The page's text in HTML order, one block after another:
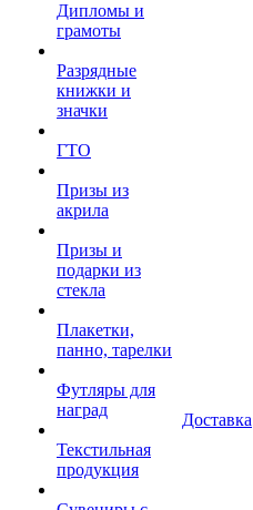
Дипломы и
грамоты
Разрядные
книжки и
значки
ГТО
Призы из
акрила
Призы и
подарки из
стекла
Плакетки,
панно, тарелки
Футляры для
наград
Текстильная
продукция
Доставка